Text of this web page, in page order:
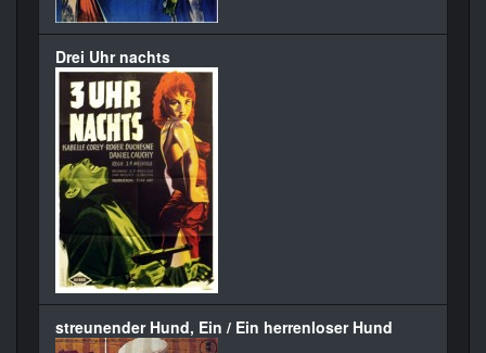
Drei Uhr nachts
streunender Hund, Ein / Ein herrenloser Hund